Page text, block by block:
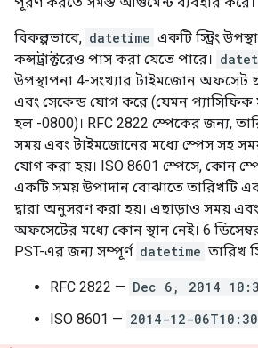
বিকল্পভাবে, datetime একটি স্ট্রিং
কন্সট্রাক্টরেও পাস করা যেতে পারে।
উপস্থাপনা 4-সংখ্যার টাইমজোন অফসেট
এবং সেকেন্ড যোগ করে (যেমন প্যাসিফিক
হল -0800)। RFC 2822 স্পেকের জন্য,
সময় এবং টাইমজোনের মধ্যে স্পেস সহ
যোগ করা হয়। ISO 8601 স্পেসে, কোন
একটি সময় উপাদান বোঝাতে তারিখটি
দ্বারা অনুসরণ করা হয়। এছাড়াও সময়
অফসেটের মধ্যে কোন স্থান নেই। 6
PST-এর জন্য সম্পূর্ণ datetime তারিখ
RFC 2822 — Dec 6, 2014
ISO 8601 — 2014-12-